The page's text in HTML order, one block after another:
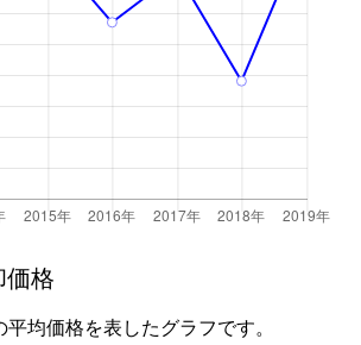
格
均価格を表したグラフです。